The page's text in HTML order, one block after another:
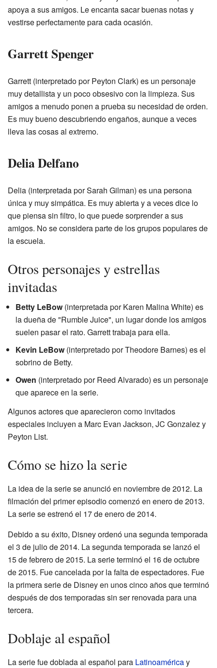
apoya a sus amigos. Le encanta sacar buenas notas y
vestirse perfectamente para cada ocasión.
Garrett Spenger
Garrett (interpretado por Peyton Clark) es un personaje
muy detallista y un poco obsesivo con la limpieza. Sus
amigos a menudo ponen a prueba su necesidad de orden.
Es muy bueno descubriendo engaños, aunque a veces
lleva las cosas al extremo.
Delia Delfano
Delia (interpretada por Sarah Gilman) es una persona
única y muy simpática. Es muy abierta y a veces dice lo
que piensa sin filtro, lo que puede sorprender a sus
amigos. No se considera parte de los grupos populares de
la escuela.
Otros personajes y estrellas
invitadas
Betty LeBow(interpretada por Karen Malina White) es
la dueña de "Rumble Juice", un lugar donde los amigos
suelen pasar el rato. Garrett trabaja para ella.
Kevin LeBow(interpretado por Theodore Barnes) es el
sobrino de Betty.
Owen (interpretado por Reed Alvarado) es un personaje
que aparece en la serie.
Algunos actores que aparecieron como invitados
especiales incluyen a Marc Evan Jackson, JC Gonzalez y
Peyton List.
Cómo se hizo la serie
La idea de la serie se anunció en noviembre de 2012. La
filmación del primer episodio comenzó en enero de 2013.
La serie se estrenó el 17 de enero de 2014.
Debido a su éxito, Disney ordenó una segunda temporada
el 3 de julio de 2014. La segunda temporada se lanzó el
15 de febrero de 2015. La serie terminó el 16 de octubre
de 2015. Fue cancelada por la falta de espectadores. Fue
la primera serie de Disney en unos cinco años que terminó
después de dos temporadas sin ser renovada para una
tercera.
Doblaje al español
La serie fue doblada al español para Latinoaméricay